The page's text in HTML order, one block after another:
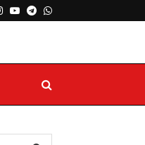
Instagram
YoutubeTelegram
Whatsapp